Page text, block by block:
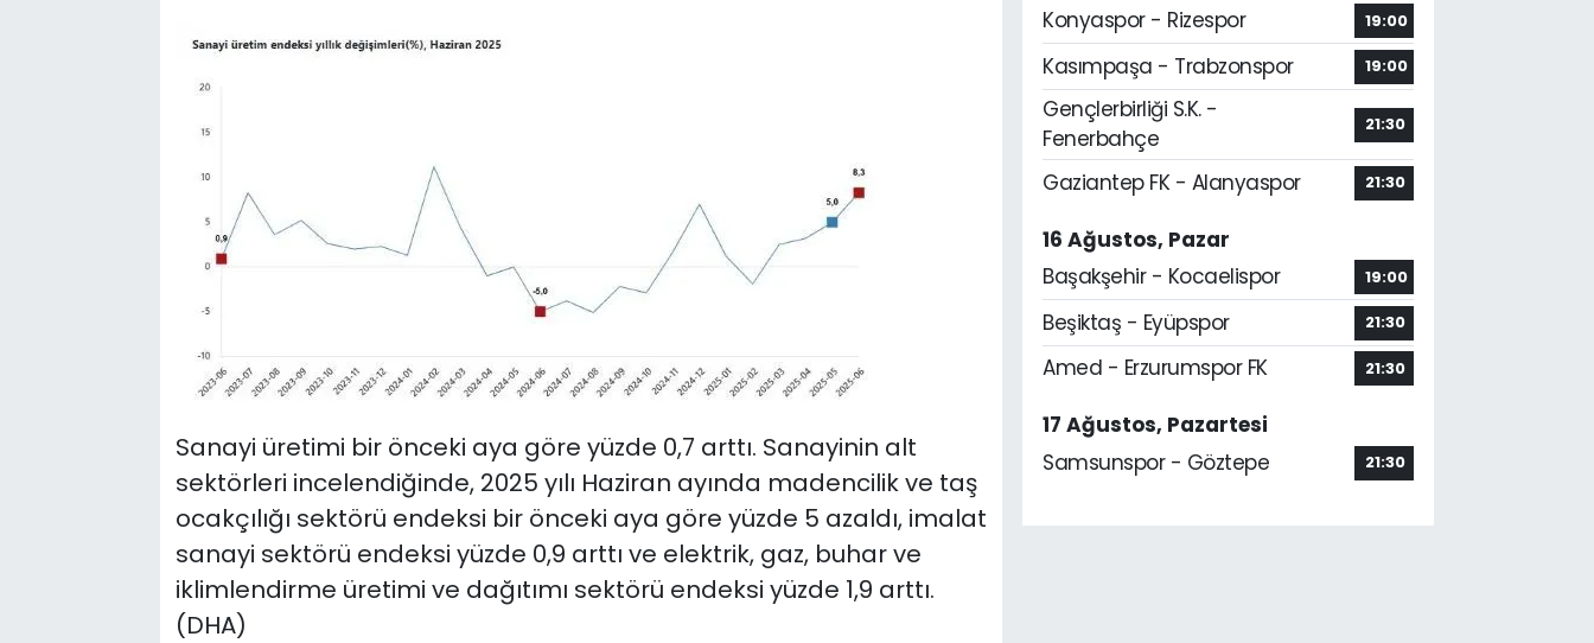
Sanayi üretimi bir önceki aya göre yüzde 0,7 arttı. Sanayinin alt
sektörleri incelendiğinde, 2025 yılı Haziran ayında madencilik ve taş
ocakçılığı sektörü endeksi bir önceki aya göre yüzde 5 azaldı, imalat
sanayi sektörü endeksi yüzde 0,9 arttı ve elektrik, gaz, buhar ve
iklimlendirme üretimi ve dağıtımı sektörü endeksi yüzde 1,9 arttı.
(DHA)
Konyaspor - Rizespor
19:00
Kasımpaşa - Trabzonspor 19:00
Gençlerbirliği S.K. -
Fenerbahçe
21:30
Gaziantep FK - Alanyaspor 21:30
16 Ağustos, Pazar
Başakşehir - Kocaelispor
19:00
Beşiktaş - Eyüpspor 21:30
Amed - Erzurumspor FK 21:30
17 Ağustos, Pazartesi
Samsunspor - Göztepe
21:30